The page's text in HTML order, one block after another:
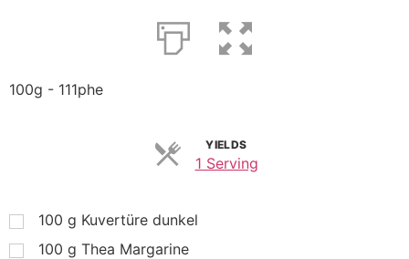
100g - 111phe
YIELDS
1 Serving
100 g Kuvertüre dunkel
100 g Thea Margarine